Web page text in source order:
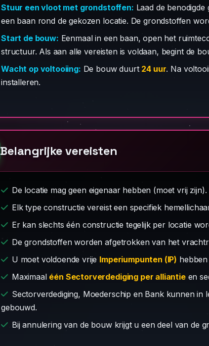
Stuur een vloot met grondstoffen: Laad de
een baan rond de gekozen locatie. De grondstoffen
Start de bouw: Eenmaal in een baan, open het
structuur. Als aan alle vereisten is voldaan, begint de
Wacht op voltooiing: De bouw duurt 24 uur. Na
installeren.
Belangrijke vereisten
De locatie mag geen eigenaar hebben (moet vrij zijn).
Elk type constructie vereist een specifiek
Er kan slechts één constructie tegelijk per locatie
De grondstoffen worden afgetrokken van het
U moet voldoende vrije Imperiumpunten (IP)
Maximaal één Sectorverdediging per alliantieen
Sectorverdediging, Moederschip en Bank kunnen
gebouwd.
Bij annulering van de bouw krijgt u een deel van de